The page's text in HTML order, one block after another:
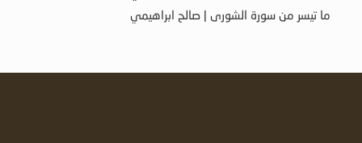
ما تيسر من سورة الشورى | صالح ابراهيمي